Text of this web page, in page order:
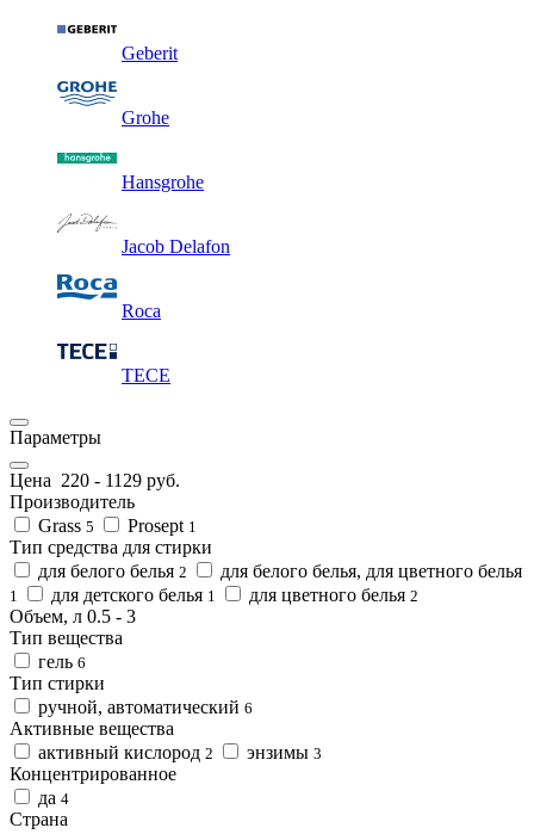
Geberit
Grohe
Hansgrohe
Jacob Delafon
Roca
TECE
Параметры
Цена 220 - 1129 руб.
Производитель
Grass 5 Prosept 1
Тип средства для стирки
для белого белья 2 для белого белья, для цветного белья
1 для детского белья 1 для цветного белья 2
Объем, л 0.5 - 3
Тип вещества
гель 6
Тип стирки
ручной, автоматический 6
Активные вещества
активный кислород 2 энзимы 3
Концентрированное
да 4
Страна